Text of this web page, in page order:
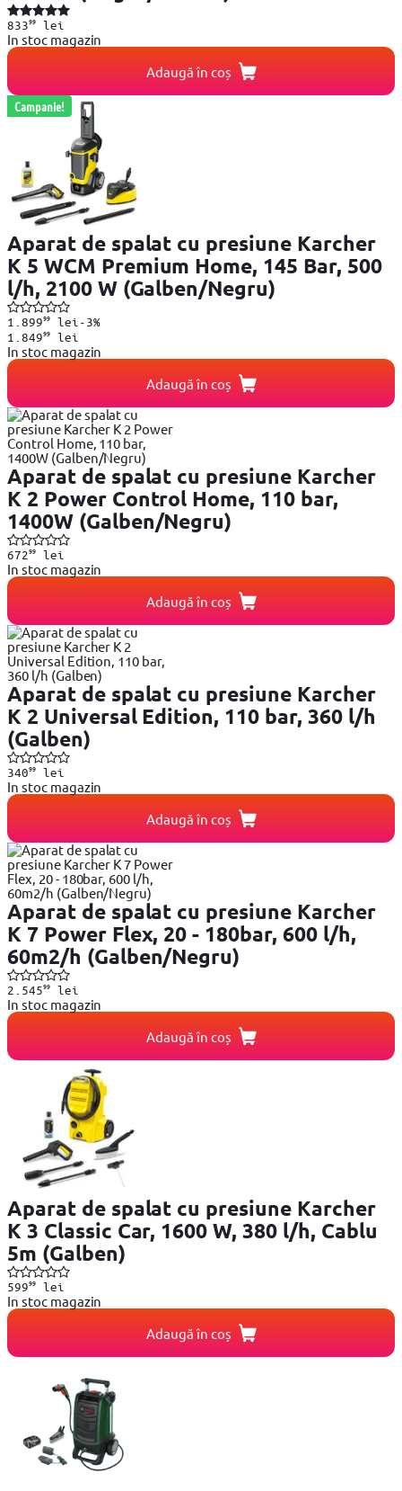
83399lei
In stoc magazin
Adaugă în coș
Campanie!
Aparat de spalat cu presiune Karcher
K 5 WCM Premium Home, 145 Bar, 500
l/h, 2100 W (Galben/Negru)
1.89999lei -3%
1.84999lei
In stoc magazin
Adaugă în coș
Aparat de spalat cu presiune Karcher
K 2 Power Control Home, 110 bar,
1400W (Galben/Negru)
67299lei
In stoc magazin
Adaugă în coș
Aparat de spalat cu presiune Karcher
K 2 Universal Edition, 110 bar, 360 l/h
(Galben)
34099lei
In stoc magazin
Adaugă în coș
Aparat de spalat cu presiune Karcher
K 7 Power Flex, 20 - 180bar, 600 l/h,
60m2/h (Galben/Negru)
2.54599lei
In stoc magazin
Adaugă în coș
Aparat de spalat cu presiune Karcher
K 3 Classic Car, 1600 W, 380 l/h, Cablu
5m (Galben)
59999lei
In stoc magazin
Adaugă în coș